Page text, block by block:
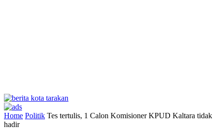
Home Politik Tes tertulis, 1 Calon Komisioner KPUD Kaltara tidak
hadir